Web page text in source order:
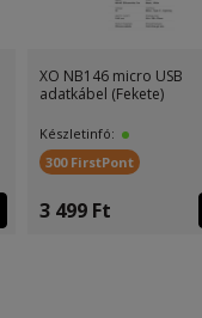
XO NB146 micro USB
adatkábel (Fekete)
Készletinfó:
300 FirstPont
3 499 Ft